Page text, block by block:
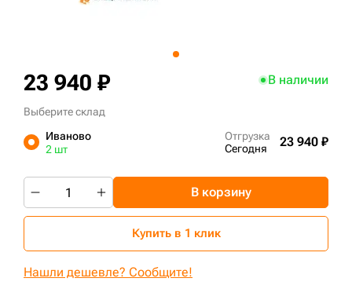
23 940 ₽ В наличии
Выберите склад
Иваново
2 шт
Отгрузка
Сегодня
23 940 ₽
В корзину
Купить в 1 клик
Нашли дешевле? Сообщите!